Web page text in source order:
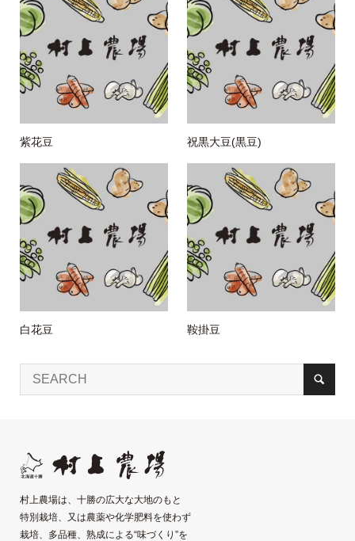
紫花豆 祝黒大豆(黒豆)
白花豆 鞍掛豆
村上農場は、十勝の広大な大地のもと
特別栽培、又は農薬や化学肥料を使わず
栽培、多品種、熟成による“味づくり”を